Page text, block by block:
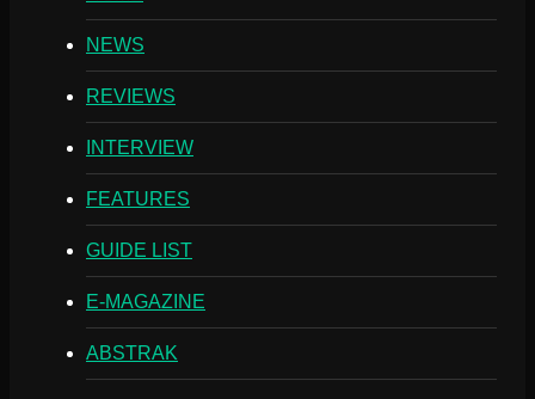
NEWS
REVIEWS
INTERVIEW
FEATURES
GUIDE LIST
E-MAGAZINE
ABSTRAK